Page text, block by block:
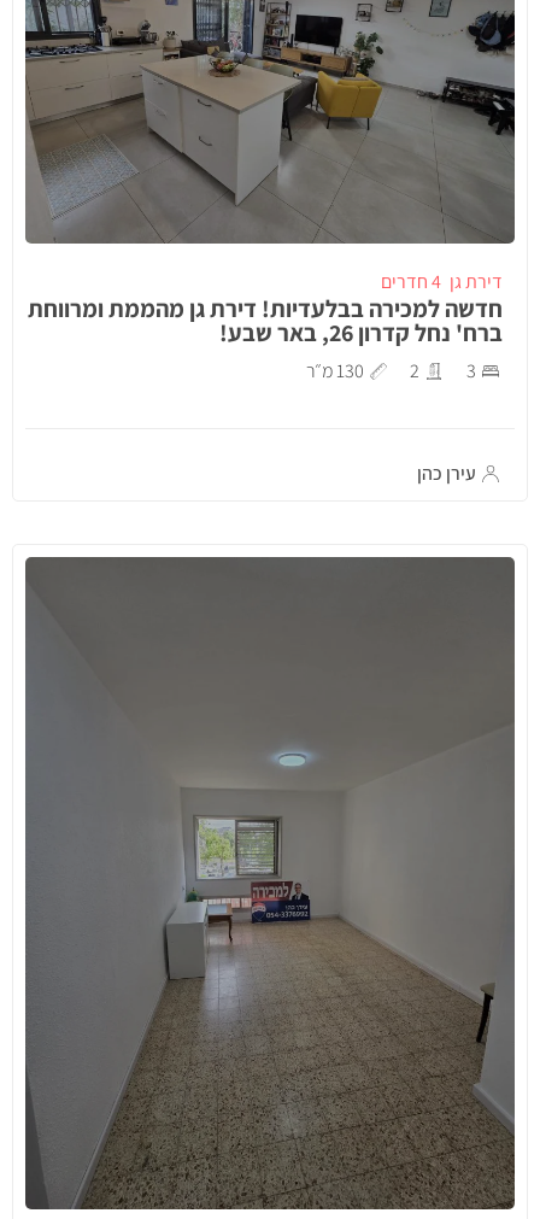
דירת גן 4 חדרים
חדשה למכירה בבלעדיות! דירת גן מהממת ומרווחת
ברח' נחל קדרון 26, באר שבע!
3
2 130 מ״ר
עירן כהן